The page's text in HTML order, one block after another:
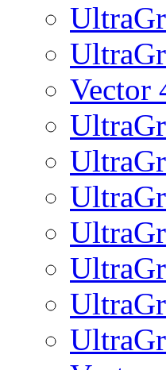
Vector